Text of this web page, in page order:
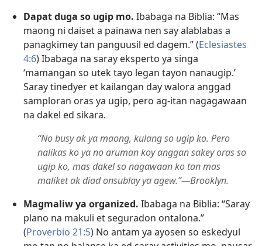
Dapat duga so ugip mo. Ibabaga na Biblia: “Mas
maong ni daiset a painawa nen say alablabas a
panagkimey tan panguusil ed dagem.” (Eclesiastes
4:6) Ibabaga na saray eksperto ya singa
‘mamangan so utek tayo legan tayon nanaugip.’
Saray tinedyer et kailangan day walora anggad
samploran oras ya ugip, pero ag-itan nagagawaan
na dakel ed sikara.
“No busy ak ya maong, kulang so ugip ko. Pero
nalikas ko ya no aruman koy anggan sakey oras so
ugip ko, mas dakel so nagawaan ko tan mas
maliket ak diad onsublay ya agew.”​—Brooklyn.
Magmaliw ya organized. Ibabaga na Biblia: “Saray
plano na makuli et seguradon ontalona.”
(Proverbio 21:5) No antam ya ayosen so eskedyul